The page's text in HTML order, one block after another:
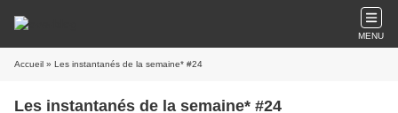
MENU
Accueil » Les instantanés de la semaine* #24
Les instantanés de la semaine* #24